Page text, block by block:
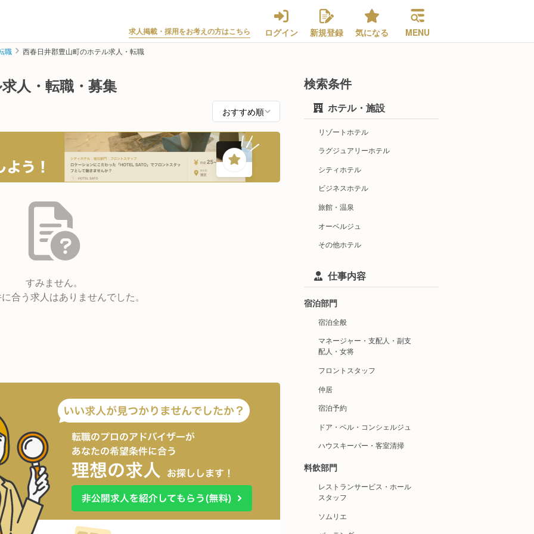
求人掲載・採用をお考えの方はこちら ログイン 新規登録 気になる MENU
職 西春日井郡豊山町のホテル求人・転職
人・転職・募集
すみません。
合う求人はありませんでした。
検索条件
ホテル・施設
リゾートホテル
ラグジュアリーホテル
シティホテル
ビジネスホテル
旅館・温泉
オーベルジュ
その他ホテル
仕事内容
宿泊部門
宿泊全般
マネージャー・支配人・副支
配人・女将
フロントスタッフ
仲居
宿泊予約
ドア・ベル・コンシェルジュ
ハウスキーパー・客室清掃
料飲部門
レストランサービス・ホール
スタッフ
ソムリエ